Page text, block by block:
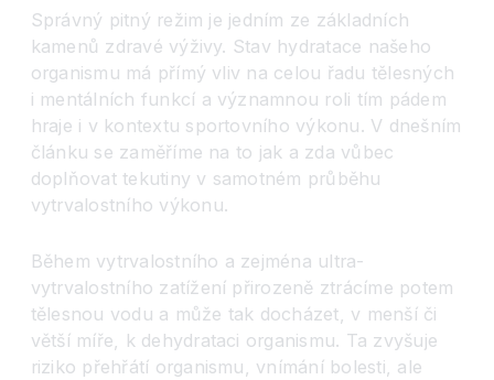
Správný pitný režim je jedním ze základních
kamenů zdravé výživy. Stav hydratace našeho
organismu má přímý vliv na celou řadu tělesných
i mentálních funkcí a významnou roli tím pádem
hraje i v kontextu sportovního výkonu. V dnešním
článku se zaměříme na to jak a zda vůbec
doplňovat tekutiny v samotném průběhu
vytrvalostního výkonu.
Během vytrvalostního a zejména ultra-
vytrvalostního zatížení přirozeně ztrácíme potem
tělesnou vodu a může tak docházet, v menší či
větší míře, k dehydrataci organismu. Ta zvyšuje
riziko přehřátí organismu, vnímání bolesti, ale